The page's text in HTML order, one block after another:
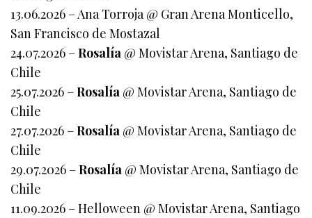
13.06.2026 – Ana Torroja @ Gran Arena Monticello,
San Francisco de Mostazal
24.07.2026 –Rosalía @ Movistar Arena, Santiago de
Chile
25.07.2026 –Rosalía @ Movistar Arena, Santiago de
Chile
27.07.2026 –Rosalía @ Movistar Arena, Santiago de
Chile
29.07.2026 –Rosalía @ Movistar Arena, Santiago de
Chile
11.09.2026 – Helloween @ Movistar Arena, Santiago